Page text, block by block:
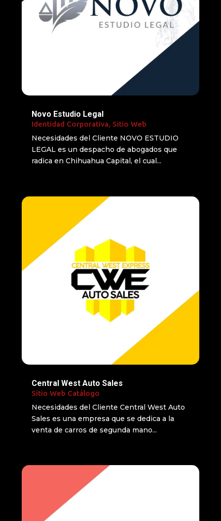
Novo Estudio Legal
Identidad Corporativa, Sitio Web
Necesidades del Cliente NOVO ESTUDIO
LEGAL es un despacho de abogados que
radica en Chihuahua Capital, el cual...
Central West Auto Sales
Sitio Web Catálogo
Necesidades del Cliente Central West Auto
Sales es una empresa que se dedica a la
venta de carros de segunda mano...